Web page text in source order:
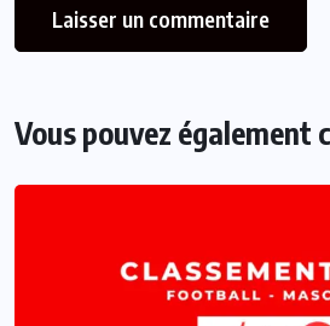
Vous pouvez également